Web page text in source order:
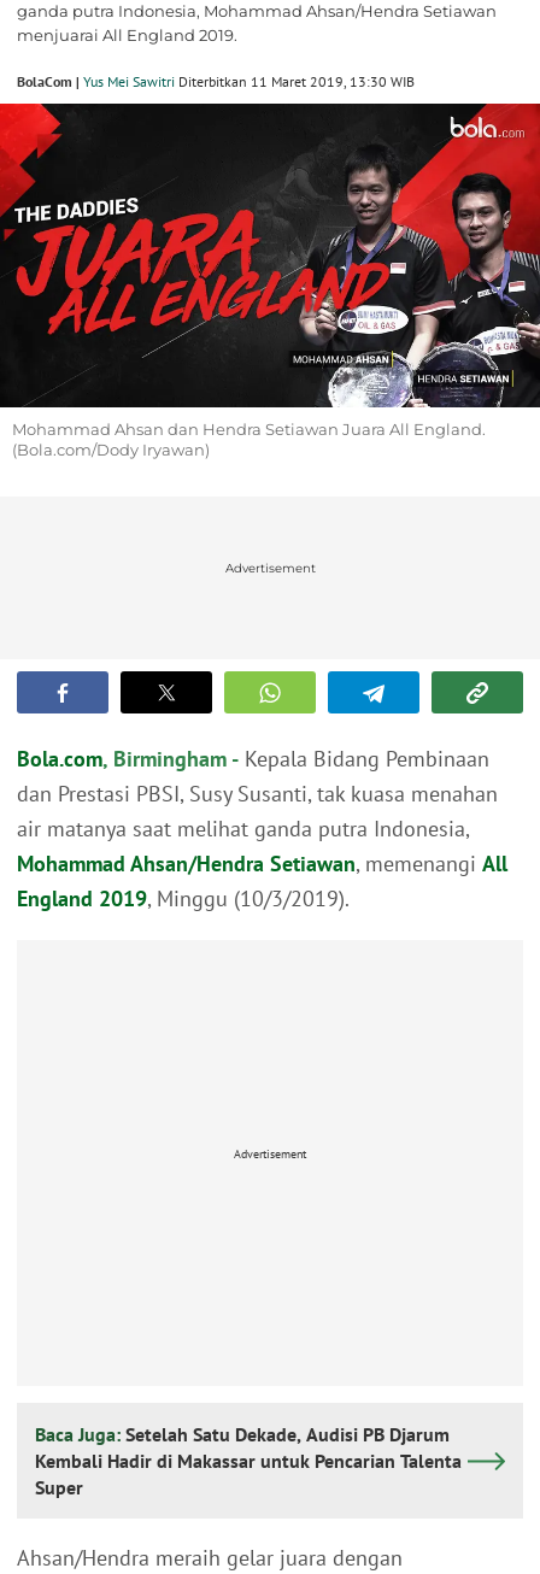
ganda putra Indonesia, Mohammad Ahsan/Hendra Setiawan
menjuarai All England 2019.
BolaCom | Yus Mei Sawitri Diterbitkan 11 Maret 2019, 13:30 WIB
Mohammad Ahsan dan Hendra Setiawan Juara All England.
(Bola.com/Dody Iryawan)
Advertisement
Bola.com, Birmingham - Kepala Bidang Pembinaan
dan Prestasi PBSI, Susy Susanti, tak kuasa menahan
air matanya saat melihat ganda putra Indonesia,
Mohammad Ahsan/Hendra Setiawan, memenangi All
England 2019, Minggu (10/3/2019).
Advertisement
Baca Juga: Setelah Satu Dekade, Audisi PB Djarum
Kembali Hadir di Makassar untuk Pencarian Talenta
Super
Ahsan/Hendra meraih gelar juara dengan